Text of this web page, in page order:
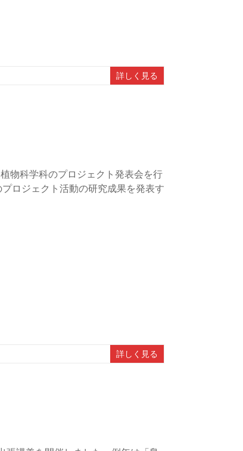
詳しく見る
物科学科のプロジェクト発表会を行
ロジェクト活動の研究成果を発表す
詳しく見る